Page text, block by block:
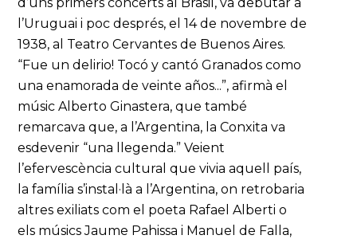
l’Uruguai i poc després, el 14 de novembre de
1938, al Teatro Cervantes de Buenos Aires.
“Fue un delirio! Tocó y cantó Granados como
una enamorada de veinte años...”, afirmà el
músic Alberto Ginastera, que també
remarcava que, a l’Argentina, la Conxita va
esdevenir “una llegenda.” Veient
l’efervescència cultural que vivia aquell país,
la família s’instal·là a l’Argentina, on retrobaria
altres exiliats com el poeta Rafael Alberti o
els músics Jaume Pahissa i Manuel de Falla,